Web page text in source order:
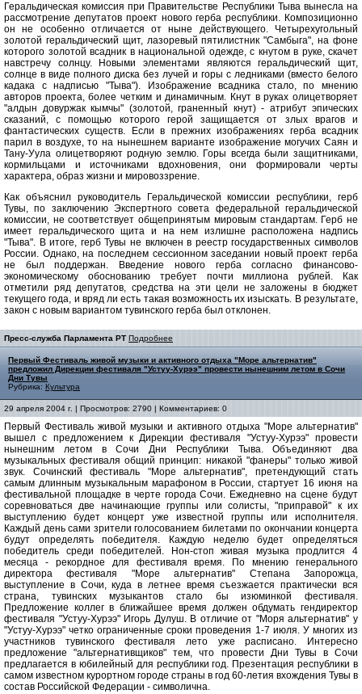
Геральдическая комиссия при Правительстве Республики Тыва вынесла на
рассмотрение депутатов проект нового герба республики. Композиционно
он не особенно отличается от ныне действующего. Четырехугольный
золотой геральдический щит, лазоревый пятилистник "Самбыга", на фоне
которого золотой всадник в национальной одежде, с кнутом в руке, скачет
навстречу солнцу. Новыми элементами являются геральдический щит,
солнце в виде полного диска без лучей и горы с ледниками (вместо белого
кадака с надписью "Тыва"). Изображение всадника стало, по мнению
авторов проекта, более четким и динамичным. Кнут в руках олицетворяет
"алдын довуржак кымчы" (золотой, граненный кнут) - атрибут эпических
сказаний, с помощью которого герой защищается от злых врагов и
фантастических существ. Если в прежних изображениях герба всадник
парил в воздухе, то на нынешнем варианте изображение могучих Саян и
Тану-Уула олицетворяют родную землю. Горы всегда были защитниками,
кормильцами и источниками вдохновения, они формировали черты
характера, образ жизни и мировоззрение.
Как объяснил руководитель Геральдической комиссии республики, герб
Тувы, по заключению Экспертного совета федеральной геральдической
комиссии, не соответствует общепринятым мировым стандартам. Герб не
имеет геральдического щита и на нем излишне расположена надпись
"Тыва". В итоге, герб Тувы не включен в реестр государственных символов
России. Однако, на последнем сессионном заседании новый проект герба
не был поддержан. Введение нового герба согласно финансово-
экономическому обоснованию требует почти миллиона рублей. Как
отметили ряд депутатов, средства на эти цели не заложены в бюджет
текущего года, и вряд ли есть такая возможность их изыскать. В результате,
закон с новым вариантом тувинского герба был отклонен.
Пресс-служба Парламента РТ Подробнее
Первый Фестиваль живой музыки и активного отдыха "Море альтернатив"
предложил Дирекции фестиваля "Устуу-Хурээ" провести нынешним летом в Сочи
Дни Тувы
Рубрика: Культура
29 апреля 2004 г. | Просмотров: 2790 | Комментариев: 0
Первый Фестиваль живой музыки и активного отдыха "Море альтернатив"
вышел с предложением к Дирекции фестиваля "Устуу-Хурээ" провести
нынешним летом в Сочи Дни Республики Тыва. Объединяют два
музыкальных фестиваля общий принцип: никакой "фанеры" только живой
звук. Сочинский фестиваль "Море альтернатив", претендующий стать
самым длинным музыкальным марафоном в России, стартует 16 июня на
фестивальной площадке в черте города Сочи. Ежедневно на сцене будут
соревноваться две начинающие группы или солисты, "приправой" к их
выступлению будет концерт уже известной группы или исполнителя.
Каждый день сами зрители голосованием билетами по окончании концерта
будут определять победителя. Каждую неделю будет определяться
победитель среди победителей. Нон-стоп живая музыка продлится 4
месяца - рекордное для фестиваля время. По мнению генерального
директора фестиваля "Море альтернатив" Степана Запорожца,
выступление в Сочи, куда в летнее время съезжается практически вся
страна, тувинских музыкантов стало бы изюминкой фестиваля.
Предложение коллег в ближайшее время должен обдумать гендиректор
фестиваля "Устуу-Хурээ" Игорь Дулуш. В отличие от "Моря альтернатив" у
"Устуу-Хурээ" четко ограниченные сроки проведения 1-7 июля. У многих из
участников тувинского фестиваля лето уже расписано. Интересно
предложение "альтернативщиков" тем, что провести Дни Тувы в Сочи
предлагается в юбилейный для республики год. Презентация республики в
самом известном курортном городе страны в год 60-летия вхождения Тувы в
состав Российской Федерации - символична.